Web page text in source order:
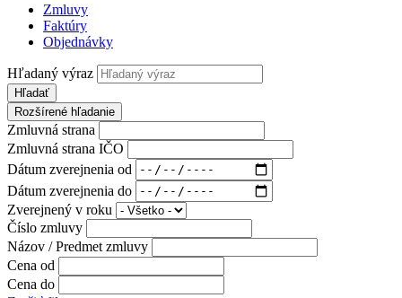
Zmluvy
Faktúry
Objednávky
Hľadaný výraz
Hľadať
Rozšírené hľadanie
Zmluvná strana
Zmluvná strana IČO
Dátum zverejnenia od
Dátum zverejnenia do
Zverejnený v roku
Číslo zmluvy
Názov / Predmet zmluvy
Cena od
Cena do